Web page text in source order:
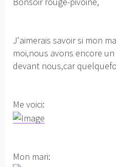
J'aimerais savoir si mon
moi,nous avons encore
devant nous,car
Me voici:
Mon mari: